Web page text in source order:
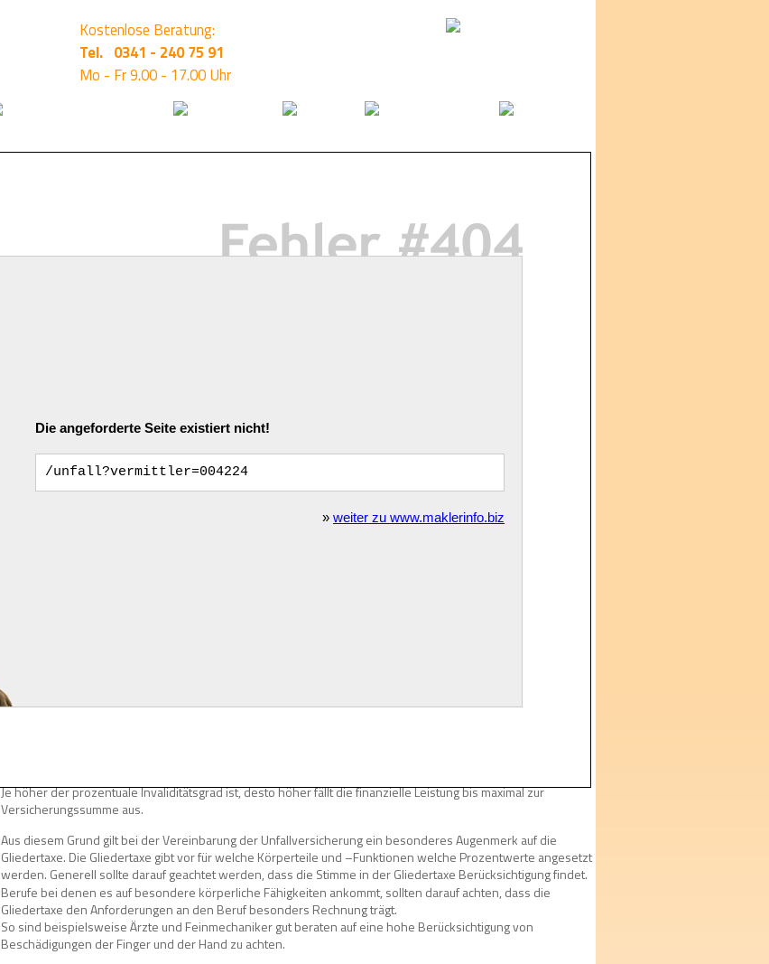
Kostenlose Beratung:
Tel. 0341 - 240 75 91
Mo - Fr 9.00 - 17.00 Uhr
Unfallversicherung auf keinen Fall als Ersatz für eine Berufsunfähigkeits- oder
Erwerbsunfähigkeitsversicherung, es sei denn letztere könnten aufgrund gesundheitlicher Probleme nicht
Je höher der prozentuale Invaliditätsgrad ist, desto höher fällt die finanzielle Leistung bis maximal zur
Versicherungssumme aus.
Aus diesem Grund gilt bei der Vereinbarung der Unfallversicherung ein besonderes Augenmerk auf die
Gliedertaxe. Die Gliedertaxe gibt vor für welche Körperteile und –Funktionen welche Prozentwerte angesetzt
werden. Generell sollte darauf geachtet werden, dass die Stimme in der Gliedertaxe Berücksichtigung findet.
Berufe bei denen es auf besondere körperliche Fähigkeiten ankommt, sollten darauf achten, dass die
Gliedertaxe den Anforderungen an den Beruf besonders Rechnung trägt.
So sind beispielsweise Ärzte und Feinmechaniker gut beraten auf eine hohe Berücksichtigung von
Beschädigungen der Finger und der Hand zu achten.